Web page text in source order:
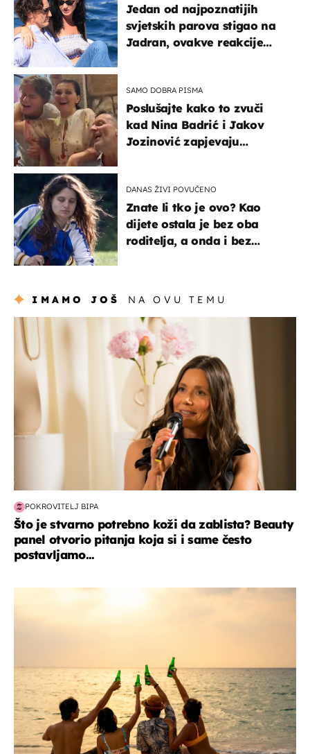
Jedan od najpoznatijih
svjetskih parova stigao na
Jadran, ovakve reakcije
SAMO DOBRA PISMA
Poslušajte kako to zvuči
kad Nina Badrić i Jakov
Jozinović zapjevaju
DANAS ŽIVI POVUČENO
Znate li tko je ovo? Kao
dijete ostala je bez oba
roditelja, a onda i bez
IMAMO JOŠ NA OVU TEMU
moda & ljepota
POKROVITELJ BIPA
Što je stvarno potrebno koži da zablista? Beauty
panel otvorio pitanja koja si i same često
postavljamo...